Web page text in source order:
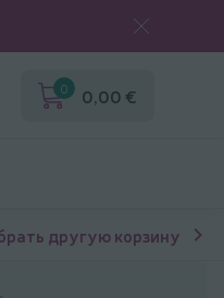
0 0,00 €
другую корзину